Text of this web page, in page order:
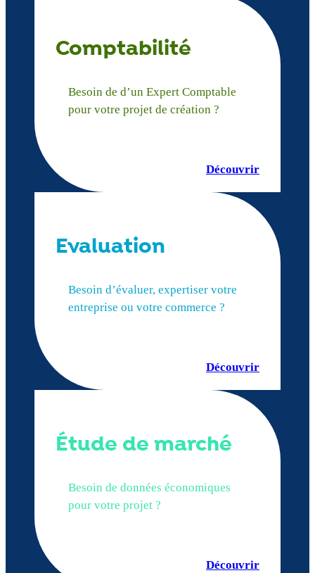
Comptabilité
Besoin de d’un Expert Comptable
pour votre projet de création ?
Découvrir
Evaluation
Besoin d’évaluer, expertiser votre
entreprise ou votre commerce ?
Découvrir
Étude de marché
Besoin de données économiques
pour votre projet ?
Découvrir